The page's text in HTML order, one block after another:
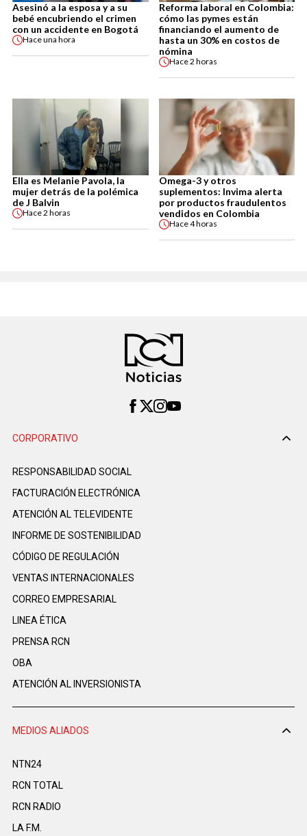
Asesinó a la esposa y a su
bebé encubriendo el crimen
con un accidente en Bogotá
Haceuna hora
Reforma laboral en Colombia:
cómo las pymes están
financiando el aumento de
hasta un 30% en costos de
nómina
Hace2 horas
Ella es Melanie Pavola, la
mujer detrás de la polémica
de J Balvin
Hace2 horas
Omega-3 y otros
suplementos: Invima alerta
por productos fraudulentos
vendidos en Colombia
Hace4 horas
CORPORATIVO
RESPONSABILIDAD SOCIAL
FACTURACIÓN ELECTRÓNICA
ATENCIÓN AL TELEVIDENTE
INFORME DE SOSTENIBILIDAD
CÓDIGO DE REGULACIÓN
VENTAS INTERNACIONALES
CORREO EMPRESARIAL
LINEA ÉTICA
PRENSA RCN
OBA
ATENCIÓN AL INVERSIONISTA
MEDIOS ALIADOS
NTN24
RCN TOTAL
RCN RADIO
LA F.M.